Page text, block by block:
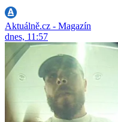
Aktuálně.cz - Magazín
dnes, 11:57